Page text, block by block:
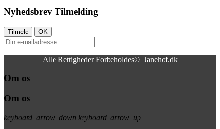
Nyhedsbrev Tilmelding
Alle Rettigheder Forbeholdes© Janehof.dk
Om os
Om os
keyboard_arrow_down keyboard_arrow_up